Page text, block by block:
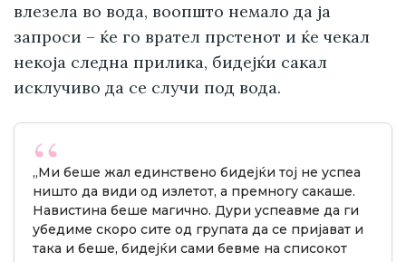
влезела во вода, воопшто немало да ја
запроси – ќе го врател прстенот и ќе чекал
некоја следна прилика, бидејќи сакал
исклучиво да се случи под вода.
„Ми беше жал единствено бидејќи тој не успеа
ништо да види од излетот, а премногу сакаше.
Навистина беше магично. Дури успеавме да ги
убедиме скоро сите од групата да се пријават и
така и беше, бидејќи сами бевме на списокот